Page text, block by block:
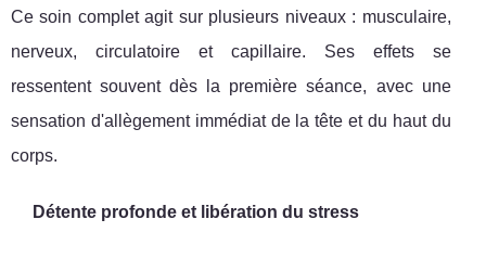
Ce soin complet agit sur plusieurs niveaux : musculaire,
nerveux, circulatoire et capillaire. Ses effets se
ressentent souvent dès la première séance, avec une
sensation d'allègement immédiat de la tête et du haut du
corps.
Détente profonde et libération du stress